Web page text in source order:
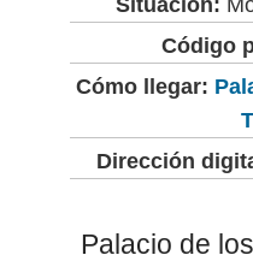
Código
Cómo llegar:
Dirección
Palacio de